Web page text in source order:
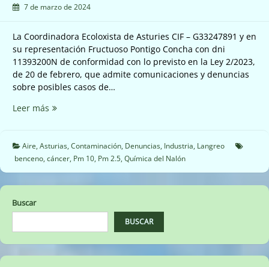
7 de marzo de 2024
La Coordinadora Ecoloxista de Asturies CIF – G33247891 y en
su representación Fructuoso Pontigo Concha con dni
11393200N de conformidad con lo previsto en la Ley 2/2023,
de 20 de febrero, que admite comunicaciones y denuncias
sobre posibles casos de…
Leer más ☣️☠️
de
la
Química
del
Aire, Asturias, Contaminación, Denuncias, Industria, Langreo
benceno, cáncer, Pm 10, Pm 2.5, Química del Nalón
Buscar
BUSCAR